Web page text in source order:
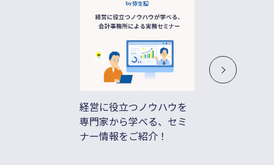
経営に役立つノウハウを
専門家から学べる、セミ
ナー情報をご紹介！